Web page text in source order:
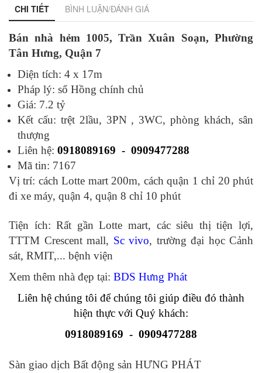
CHI TIẾT BÌNH LUẬN/ĐÁNH GIÁ
Bán nhà hẻm 1005, Trần Xuân Soạn, Phường
Tân Hưng, Quận 7
Diện tích: 4 x 17m
Pháp lý: sổ Hồng chính chủ
Giá: 7.2 tỷ
Kết cấu: trệt 2lầu, 3PN , 3WC, phòng khách, sân
thượng
Liên hệ: 0918089169 - 0909477288
Mã tin: 7167
Vị trí: cách Lotte mart 200m, cách quận 1 chỉ 20 phút
đi xe máy, quận 4, quận 8 chỉ 10 phút
Tiện ích: Rất gần Lotte mart, các siêu thị tiện lợi,
TTTM Crescent mall, Sc vivo, trường đại học Cảnh
sát, RMIT,... bệnh viện
Xem thêm nhà đẹp tại: BDS Hưng Phát
Liên hệ chúng tôi để chúng tôi giúp điều đó thành
hiện thực với Quý khách:
0918089169 - 0909477288
Sàn giao dịch Bất động sản HƯNG PHÁT